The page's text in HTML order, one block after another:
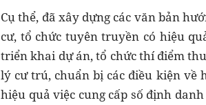
Cụ thể, đã xây dựng các văn bản
cư, tổ chức tuyên truyền có hiệu
triển khai dự án, tổ chức thí điểm
lý cư trú, chuẩn bị các điều kiện về
hiệu quả việc cung cấp số định